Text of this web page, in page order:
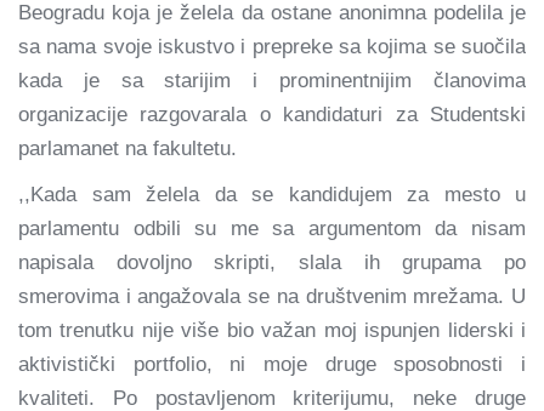
Beogradu koja je želela da ostane anonimna podelila je
sa nama svoje iskustvo i prepreke sa kojima se suočila
kada je sa starijim i prominentnijim članovima
organizacije razgovarala o kandidaturi za Studentski
parlamanet na fakultetu.
,,Kada sam želela da se kandidujem za mesto u
parlamentu odbili su me sa argumentom da nisam
napisala dovoljno skripti, slala ih grupama po
smerovima i angažovala se na društvenim mrežama. U
tom trenutku nije više bio važan moj ispunjen liderski i
aktivistički portfolio, ni moje druge sposobnosti i
kvaliteti. Po postavljenom kriterijumu, neke druge